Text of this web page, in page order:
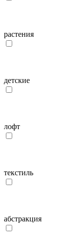
растения
детcкие
лофт
текстиль
абстракция